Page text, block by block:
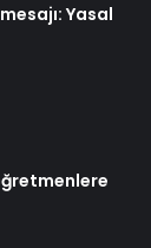
Yasal